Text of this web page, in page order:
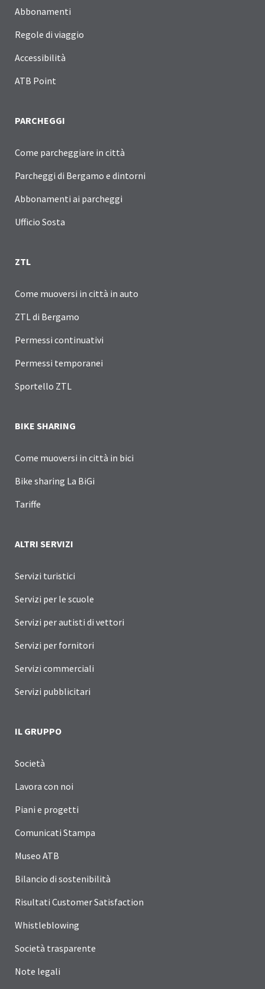
Abbonamenti
Regole di viaggio
Accessibilità
ATB Point
PARCHEGGI
Come parcheggiare in città
Parcheggi di Bergamo e dintorni
Abbonamenti ai parcheggi
Ufficio Sosta
ZTL
Come muoversi in città in auto
ZTL di Bergamo
Permessi continuativi
Permessi temporanei
Sportello ZTL
BIKE SHARING
Come muoversi in città in bici
Bike sharing La BiGi
Tariffe
ALTRI SERVIZI
Servizi turistici
Servizi per le scuole
Servizi per autisti di vettori
Servizi per fornitori
Servizi commerciali
Servizi pubblicitari
IL GRUPPO
Società
Lavora con noi
Piani e progetti
Comunicati Stampa
Museo ATB
Bilancio di sostenibilità
Risultati Customer Satisfaction
Whistleblowing
Società trasparente
Note legali